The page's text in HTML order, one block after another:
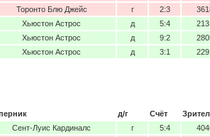
Торонто Блю Джейс г 2:3
Хьюстон Астрос д 5:4
Хьюстон Астрос д 9:2
Хьюстон Астрос д 3:1
д/г Счёт
Сент-Луис Кардиналс г 5:4